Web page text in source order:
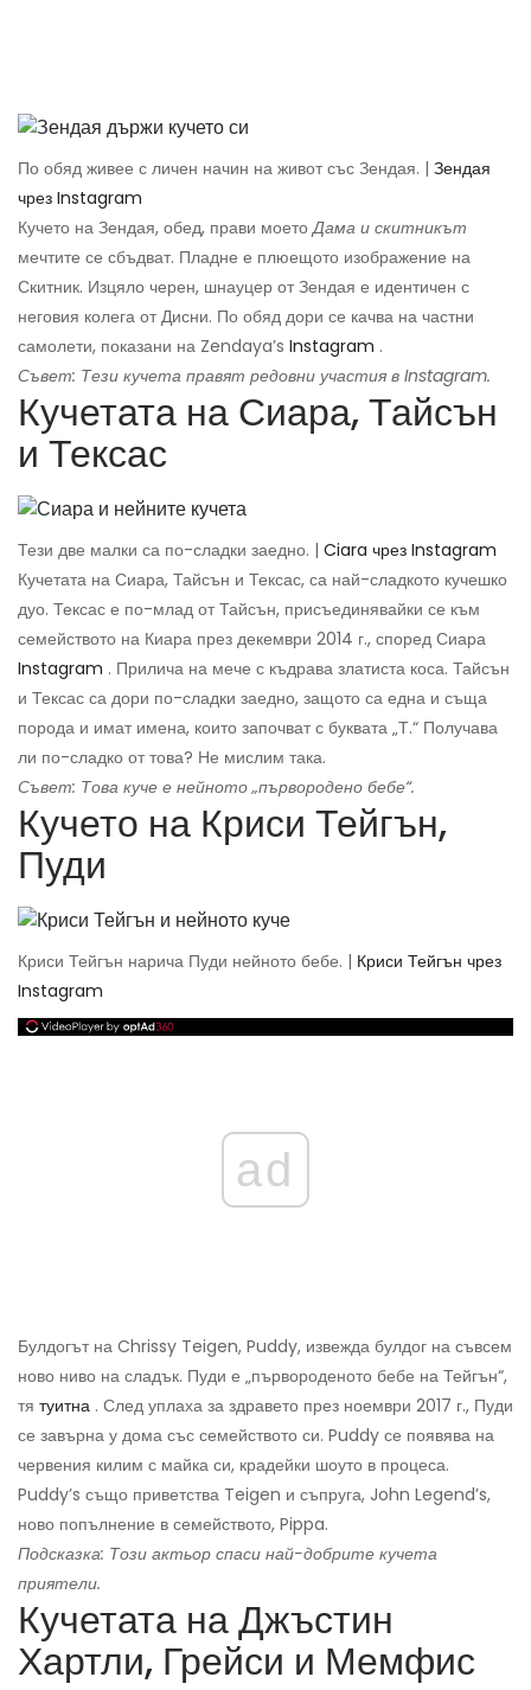
По обяд живее с личен начин на живот със Зендая. | Зендая
чрез Instagram
Кучето на Зендая, обед, прави моетоДама и скитникът
мечтите се сбъдват. Пладне е плюещото изображение на
Скитник. Изцяло черен, шнауцер от Зендая е идентичен с
неговия колега от Дисни. По обяд дори се качва на частни
самолети, показани на Zendaya’s Instagram .
Съвет: Тези кучета правят редовни участия в Instagram.
Кучетата на Сиара, Тайсън
и Тексас
Тези две малки са по-сладки заедно. | Ciara чрез Instagram
Кучетата на Сиара, Тайсън и Тексас, са най-сладкото кучешко
дуо. Тексас е по-млад от Тайсън, присъединявайки се към
семейството на Киара през декември 2014 г., според Сиара
Instagram . Прилича на мече с къдрава златиста коса. Тайсън
и Тексас са дори по-сладки заедно, защото са една и съща
порода и имат имена, които започват с буквата „Т.“ Получава
ли по-сладко от това? Не мислим така.
Съвет: Това куче е нейното „първородено бебе“.
Кучето на Криси Тейгън,
Пуди
Криси Тейгън нарича Пуди нейното бебе. | Криси Тейгън чрез
Instagram
ad
Булдогът на Chrissy Teigen, Puddy, извежда булдог на съвсем
ново ниво на сладък. Пуди е „първороденото бебе на Тейгън“,
тя туитна . След уплаха за здравето през ноември 2017 г., Пуди
се завърна у дома със семейството си. Puddy се появява на
червения килим с майка си, крадейки шоуто в процеса.
Puddy’s също приветства Teigen и съпруга, John Legend’s,
ново попълнение в семейството, Pippa.
Подсказка: Този актьор спаси най-добрите кучета
приятели.
Кучетата на Джъстин
Хартли, Грейси и Мемфис